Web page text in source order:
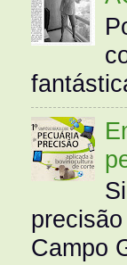
Campo